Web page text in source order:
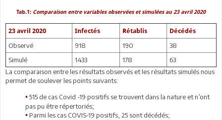
Tab.1: Comparaison entre variables observées et simulées au 23 avril 2020
23 avril 2020 Infectés Rétablis Décédés
Observé 918 190
38
Simulé
1433 178
63
La comparaison entre les résultats observés et les résultats simulés nous
permet de soulever les points suivants:
• 515 de cas Covid -19 positifs se trouvent dans la nature et n’ont
pas pu être répertoriés;
• Parmi les cas COVIS-19 positifs, 25 sont décédés;